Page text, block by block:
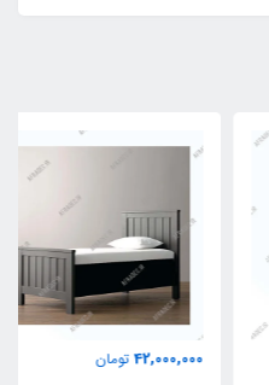
42,000,000 تومان